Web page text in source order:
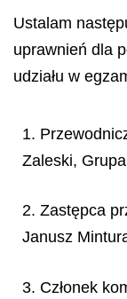
Ustalam nastę
uprawnień dla
udziału w
1.
Zaleski,
2. Zastępca
Janusz
3. Członek